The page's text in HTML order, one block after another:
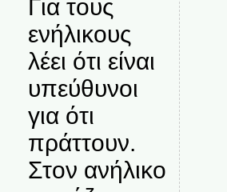
Για τους
ενήλικους
λέει ότι είναι
υπεύθυνοι
για ότι
πράττουν.
Στον ανήλικο